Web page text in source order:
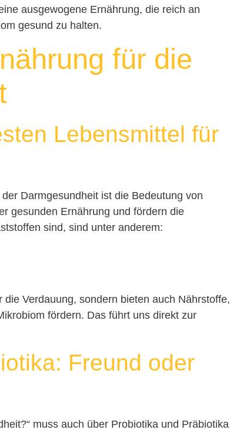
ausgewogene Ernährung, die reich an
gesund zu halten.
für die
Lebensmittel für
Darmgesundheit ist die Bedeutung von
gesunden Ernährung und fördern die
sind, sind unter anderem:
Verdauung, sondern bieten auch Nährstoffe,
fördern. Das führt uns direkt zur
Freund oder
muss auch über Probiotika und Präbiotika